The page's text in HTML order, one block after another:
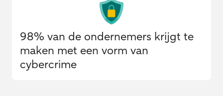
98% van de ondernemers krijgt te
maken met een vorm van
cybercrime